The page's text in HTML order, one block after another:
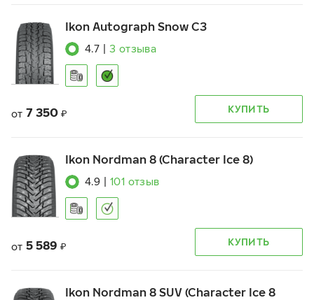
Ikon Autograph Snow C3
4.7 3 отзыва
от 7 350 ₽ КУПИТЬ
Ikon Nordman 8 (Character Ice 8)
4.9 101 отзыв
от 5 589 ₽ КУПИТЬ
Ikon Nordman 8 SUV (Character Ice 8